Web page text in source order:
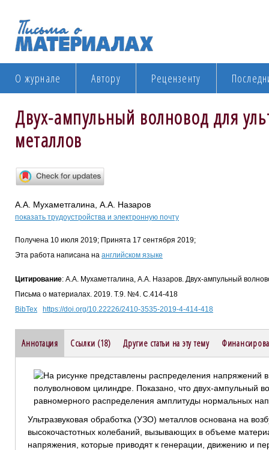
О журнале Автору Рецензенту
Двух-ампульный волновод для
металлов
А.А. Мухаметгалина, А.А. Назаров
показать трудоустройства и электронную почту
Получена 10 июля 2019; Принята 17 сентября 2019;
Эта работа написана на английском языке
Цитирование: А.А. Мухаметгалина, А.А. Назаров. Двух-ампульный
Письма о материалах. 2019. Т.9. №4. С.414-418
BibTex
https://doi.org/10.22226/2410-3535-2019-4-414-418
Аннотация Ссылки (18) Другие статьи на эту тему
Ультразвуковая обработка (УЗО) металлов основана на
высокочастотных колебаний, вызывающих в объеме
напряжения, которые приводят к генерации, движению и